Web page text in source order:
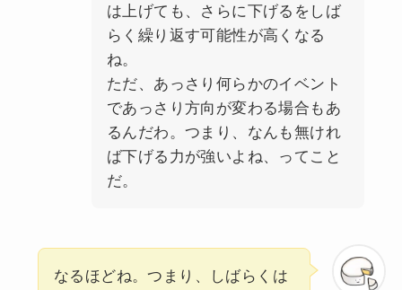
は上げても、さらに下げるをしば
らく繰り返す可能性が高くなる
ね。
ただ、あっさり何らかのイベント
であっさり方向が変わる場合もあ
るんだわ。つまり、なんも無けれ
ば下げる力が強いよね、ってこと
だ。
なるほどね。つまり、しばらくは